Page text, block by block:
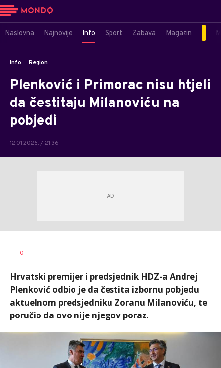
Naslovna Najnovije Info Sport Zabava Magazin
Info Region
Plenković i Primorac nisu htjeli
da čestitaju Milanoviću na
pobjedi
12.01.2025. / 21:36
AUTOR
0
Hrvatski premijer i predsjednik HDZ-a Andrej
Plenković odbio je da čestita izbornu pobjedu
aktuelnom predsjedniku Zoranu Milanoviću, te
poručio da ovo nije njegov poraz.